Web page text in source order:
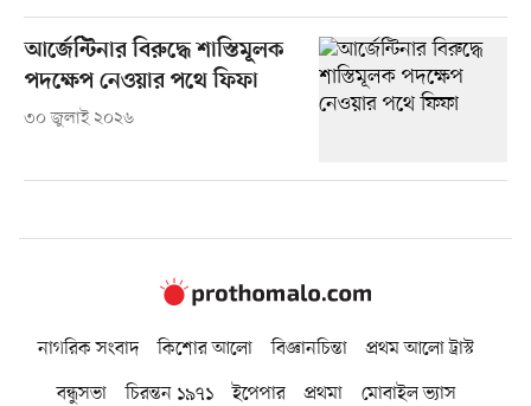
আর্জেন্টিনার বিরুদ্ধে শাস্তিমূলক
পদক্ষেপ নেওয়ার পথে ফিফা
৩০ জুলাই ২০২৬
নাগরিক সংবাদ কিশোর আলো বিজ্ঞানচিন্তা
প্রথম আলো ট্রাস্ট
বন্ধুসভা
চিরন্তন ১৯৭১ ইপেপার প্রথমা মোবাইল ভ্যাস